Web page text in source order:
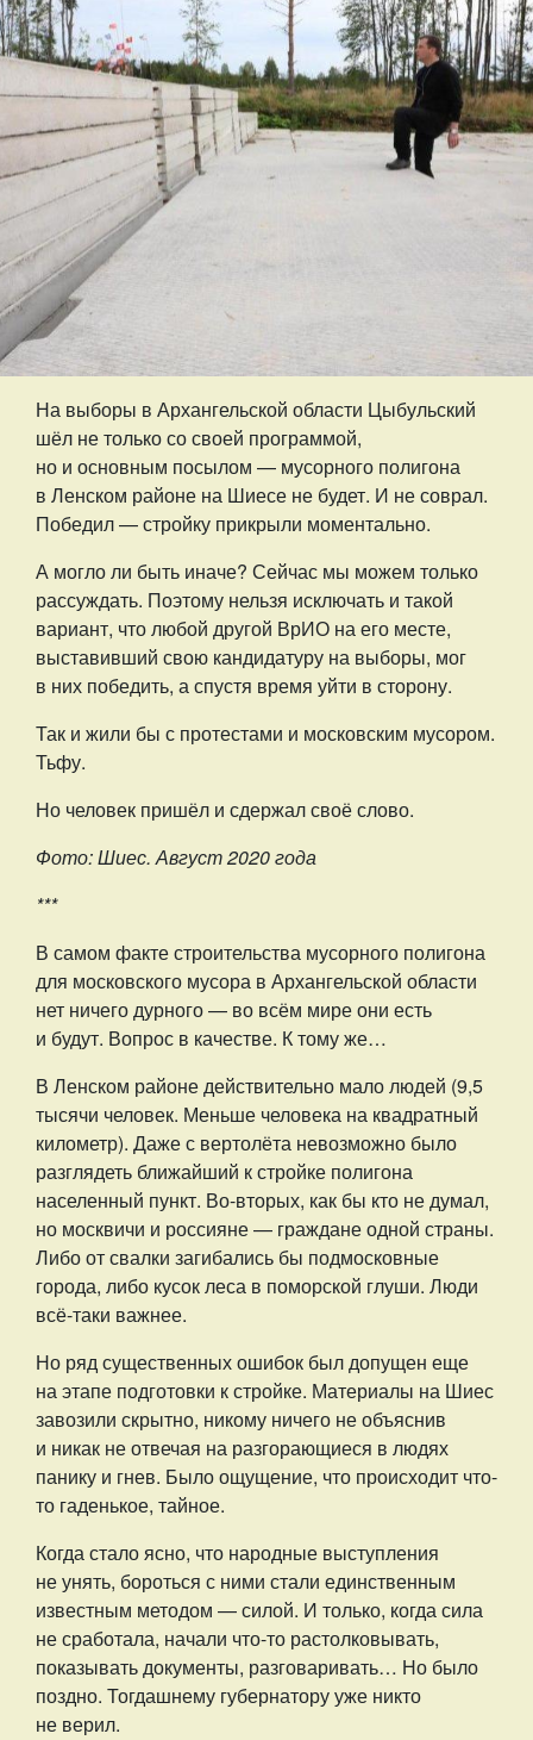
На выборы в Архангельской области Цыбульский
шёл не только со своей программой,
но и основным посылом — мусорного полигона
в Ленском районе на Шиесе не будет. И не соврал.
Победил — стройку прикрыли моментально.
А могло ли быть иначе? Сейчас мы можем только
рассуждать. Поэтому нельзя исключать и такой
вариант, что любой другой ВрИО на его месте,
выставивший свою кандидатуру на выборы, мог
в них победить, а спустя время уйти в сторону.
Так и жили бы с протестами и московским мусором.
Тьфу.
Но человек пришёл и сдержал своё слово.
Фото: Шиес. Август 2020 года
***
В самом факте строительства мусорного полигона
для московского мусора в Архангельской области
нет ничего дурного — во всём мире они есть
и будут. Вопрос в качестве. К тому же…
В Ленском районе действительно мало людей (9,5
тысячи человек. Меньше человека на квадратный
километр). Даже с вертолёта невозможно было
разглядеть ближайший к стройке полигона
населенный пункт. Во-вторых, как бы кто не думал,
но москвичи и россияне — граждане одной страны.
Либо от свалки загибались бы подмосковные
города, либо кусок леса в поморской глуши. Люди
всё-таки важнее.
Но ряд существенных ошибок был допущен еще
на этапе подготовки к стройке. Материалы на Шиес
завозили скрытно, никому ничего не объяснив
и никак не отвечая на разгорающиеся в людях
панику и гнев. Было ощущение, что происходит что-
то гаденькое, тайное.
Когда стало ясно, что народные выступления
не унять, бороться с ними стали единственным
известным методом — силой. И только, когда сила
не сработала, начали что-то растолковывать,
показывать документы, разговаривать… Но было
поздно. Тогдашнему губернатору уже никто
не верил.